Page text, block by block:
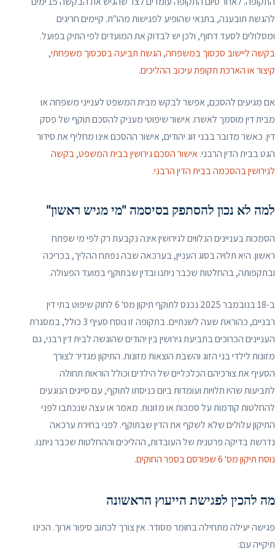
להגשת תובענה, בתנאי שהופיע לפגישות מהו"ת. קיימים חריגים
ומסלולים לסעד דחוף, ולכן יש לבדוק את המועדים לפי התיק בפועל.
בקשה ליישוב סכסוך במשפחה, הגשת תביעה בסכסוך משפחתי,
קיצור או הארכת תקופת עיכוב ההליכים.
אם מגיעים להסכם, אפשר לבקש מבית המשפט לענייני משפחה או
מבית דין מוסמך לאשרו. אישור שיפוטי מעניק להסכם תוקף של פסק
דין. כאשר מדובר בבני זוג יהודים, אישור ההסכם אינו מחליף את סידור
הגט בבית הדין הרבני.אישור הסכם גירושין בבית המשפט,בקשה
לגירושין בהסכמה בבית הדין הרבני.
למה לא נכון להסתפק בסיסמה "מי מגיש ראשון"
הסמכות בעניינים הנלווים לגירושין אינה נקבעת רק לפי מי שפתח
ראשון. היא תלויה בסוג העניין, בערכאה שבה נפתח ההליך, בכריכה
ובתקפותה, בהחלטות שכבר ניתנו ובדין שבתוקף במועד הפעולה.
ב-18 בנובמבר 2025 נכנס לתוקף תיקון מס' 6 לחוק שיפוט בתי דין
רבניים, כהוראת שעה לשנתיים. בתקופה זו נוסח סעיף 3 כולל, במסגרת
העניינים הכרוכים בתביעת גירושין בין יהודים שהוגשה לבית דין רבני, גם
מזונות לילדי בני הזוג והשבת הוצאות מזונות. התיקון מגדיר לצורך
הסעיף את צורכיהם הכלכליים של הילדים וכולל הוראות תחולה
לתביעות שהיו תלויות ועומדות ביום כניסתו לתוקף, עם סייגים הנוגעים
להחלטות קודמות על סמכות או מזונות. מאמר או עצה שנכתבו לפני
התיקון עלולים שלא לשקף את הדין שבתוקף. לפני בחירת ערכאה
נדרשת בדיקה פרטנית של העובדות, ההליכים וההחלטות שכבר ניתנו.
נוסח תיקון מס' 6 שפורסם בספר החוקים
.
מה להכין לפגישת הייעוץ הראשונה
פגישה יעילה מתחילה בחומר מסודר. אין צורך לכתוב סיפור ארוך. הכינו
תיקייה עם: